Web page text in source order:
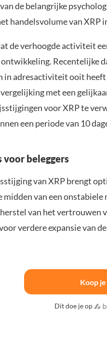
de belangrijke
handelsvolume van XRP
de verhoogde activiteit
Recentelijke
in adresactiviteit ooit
met een
voor XRP te
een periode van 10
voor beleggers
van XRP brengt
midden van een
van het vertrouwen
verdere expansie van
Koop
Dit doe je op